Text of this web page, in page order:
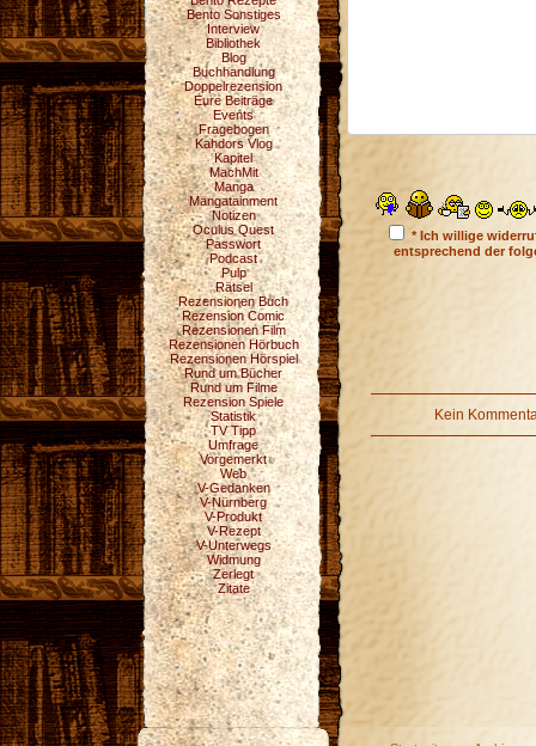
Bento Sonstiges
Interview
Bibliothek
Blog
Buchhandlung
Doppelrezension
Eure Beiträge
Events
Fragebogen
Kahdors Vlog
Kapitel
MachMit
Manga
Mangatainment
Notizen
Oculus Quest
Passwort
Podcast
Pulp
Rätsel
Rezensionen Buch
Rezension Comic
Rezensionen Film
Rezensionen Hörbuch
Rezensionen Hörspiel
Rund um Bücher
Rund um Filme
Rezension Spiele
Statistik
TV Tipp
Umfrage
Vorgemerkt
Web
V-Gedanken
V-Nürnberg
V-Produkt
V-Rezept
V-Unterwegs
Widmung
Zerlegt
Zitate
* Ich willige
entsprechend der
Kein